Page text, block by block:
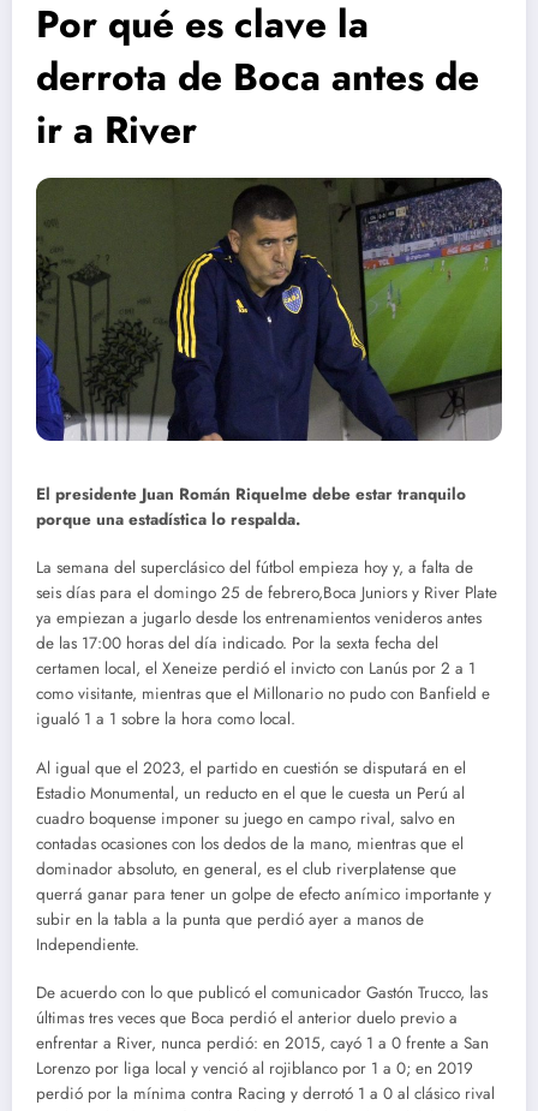
Por qué es clave la
derrota de Boca antes de
ir a River
El presidente Juan Román Riquelme debe estar tranquilo
porque una estadística lo respalda.
La semana del superclásico del fútbol empieza hoy y, a falta de
seis días para el domingo 25 de febrero,Boca Juniors y River Plate
ya empiezan a jugarlo desde los entrenamientos venideros antes
de las 17:00 horas del día indicado. Por la sexta fecha del
certamen local, el Xeneize perdió el invicto con Lanús por 2 a 1
como visitante, mientras que el Millonario no pudo con Banfield e
igualó 1 a 1 sobre la hora como local.
Al igual que el 2023, el partido en cuestión se disputará en el
Estadio Monumental, un reducto en el que le cuesta un Perú al
cuadro boquense imponer su juego en campo rival, salvo en
contadas ocasiones con los dedos de la mano, mientras que el
dominador absoluto, en general, es el club riverplatense que
querrá ganar para tener un golpe de efecto anímico importante y
subir en la tabla a la punta que perdió ayer a manos de
Independiente.
De acuerdo con lo que publicó el comunicador Gastón Trucco, las
últimas tres veces que Boca perdió el anterior duelo previo a
enfrentar a River, nunca perdió: en 2015, cayó 1 a 0 frente a San
Lorenzo por liga local y venció al rojiblanco por 1 a 0; en 2019
perdió por la mínima contra Racing y derrotó 1 a 0 al clásico rival